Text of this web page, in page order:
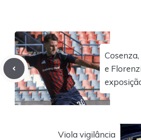
e
Viola vigilância